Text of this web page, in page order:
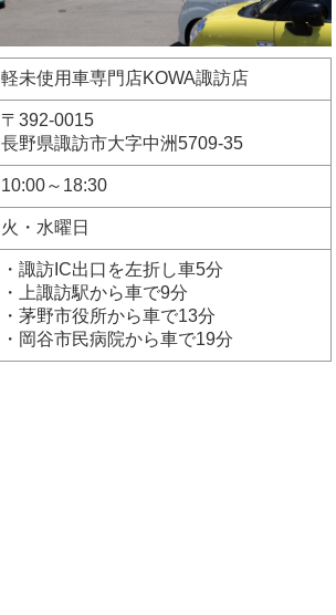
軽未使用車専門店KOWA諏訪店
〒392-0015
長野県諏訪市大字中洲5709-35
10:00～18:30
火・水曜日
・諏訪IC出口を左折し車5分
・上諏訪駅から車で9分
・茅野市役所から車で13分
・岡谷市民病院から車で19分